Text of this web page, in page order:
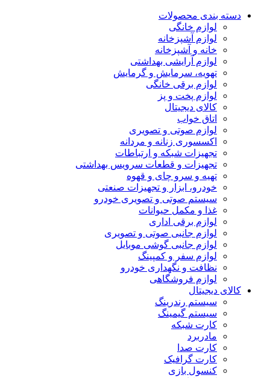
دسته بندی محصولات
لوازم خانگی
لوازم آشپزخانه
خانه و آشپزخانه
لوازم آرایشی بهداشتی
تهویه، سرمایش و گرمایش
لوازم برقی خانگی
لوازم پخت و پز
کالای دیجیتال
اتاق خواب
لوازم صوتی و تصویری
اکسسوری زنانه و مردانه
تجهیزات شبکه و ارتباطات
تجهیزات و قطعات سرویس بهداشتی
تهیه و سرو چای و قهوه
خودرو، ابزار و تجهیزات صنعتی
سیستم صوتی و تصویری خودرو
غذا و مکمل حیوانات
لوازم برقی اداری
لوازم جانبی صوتی و تصویری
لوازم جانبی گوشی موبایل
لوازم سفر و کمپینگ
نظافت و نگهداری خودرو
لوازم فروشگاهی
کالای دیجیتال
سیستم رندرینگ
سیستم گیمینگ
کارت شبکه
مادربرد
کارت صدا
کارت گرافیک
کنسول بازی